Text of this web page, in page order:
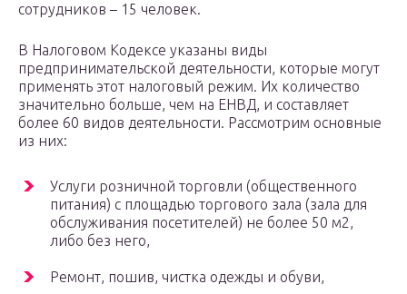
сотрудников – 15 человек.
В Налоговом Кодексе указаны виды
предпринимательской деятельности, которые могут
применять этот налоговый режим. Их количество
значительно больше, чем на ЕНВД, и составляет
более 60 видов деятельности. Рассмотрим основные
из них:
Услуги розничной торговли (общественного
питания) с площадью торгового зала (зала для
обслуживания посетителей) не более 50 м2,
либо без него,
Ремонт, пошив, чистка одежды и обуви,